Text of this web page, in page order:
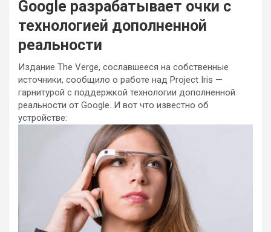
Google разрабатывает очки с
технологией дополненной
реальности
Издание The Verge, сославшееся на собственные
источники, сообщило о работе над Project Iris —
гарнитурой с поддержкой технологии дополненной
реальности от Google. И вот что известно об
устройстве: